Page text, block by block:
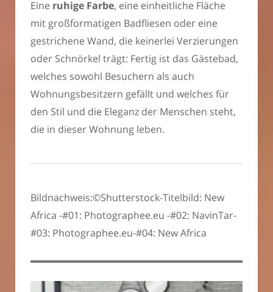
Eine ruhige Farbe, eine einheitliche Fläche
mit großformatigen Badfliesen oder eine
gestrichene Wand, die keinerlei Verzierungen
oder Schnörkel trägt: Fertig ist das Gästebad,
welches sowohl Besuchern als auch
Wohnungsbesitzern gefällt und welches für
den Stil und die Eleganz der Menschen steht,
die in dieser Wohnung leben.
Bildnachweis:©Shutterstock-Titelbild: New
Africa -#01: Photographee.eu -#02: NavinTar-
#03: Photographee.eu-#04: New Africa